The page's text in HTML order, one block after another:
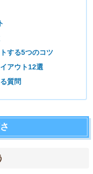
する5つのコツ
アウト12選
質問